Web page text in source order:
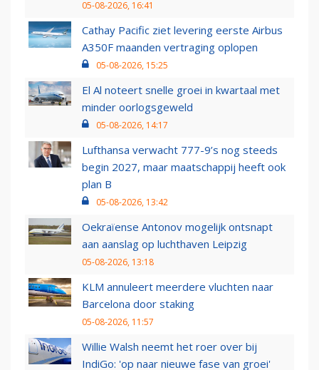
05-08-2026, 16:41
Cathay Pacific ziet levering eerste Airbus
A350F maanden vertraging oplopen
05-08-2026, 15:25
El Al noteert snelle groei in kwartaal met
minder oorlogsgeweld
05-08-2026, 14:17
Lufthansa verwacht 777-9’s nog steeds
begin 2027, maar maatschappij heeft ook
plan B
05-08-2026, 13:42
Oekraïense Antonov mogelijk ontsnapt
aan aanslag op luchthaven Leipzig
05-08-2026, 13:18
KLM annuleert meerdere vluchten naar
Barcelona door staking
05-08-2026, 11:57
Willie Walsh neemt het roer over bij
IndiGo: 'op naar nieuwe fase van groei'